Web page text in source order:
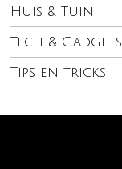
Huis & Tuin
Tech & Gadgets
Tips en tricks